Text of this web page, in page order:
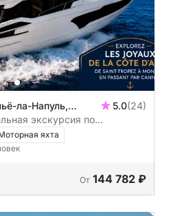
ла-Напуль,
5.0(24)
экскурсия по
часов увлекательного
яхта
От 144 782 ₽